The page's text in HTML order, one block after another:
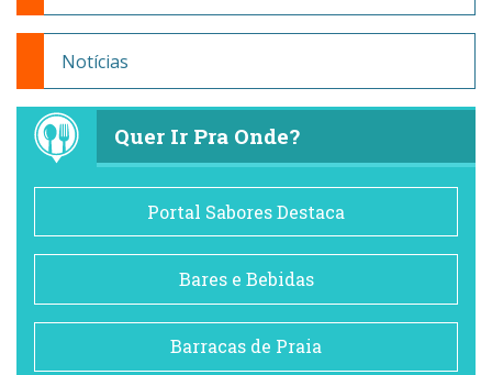
Notícias
Quer Ir Pra Onde?
Portal Sabores Destaca
Bares e Bebidas
Barracas de Praia